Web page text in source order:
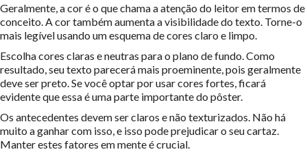
Geralmente, a cor é o que chama a atenção do leitor em termos de
conceito. A cor também aumenta a visibilidade do texto. Torne-o
mais legível usando um esquema de cores claro e limpo.
Escolha cores claras e neutras para o plano de fundo. Como
resultado, seu texto parecerá mais proeminente, pois geralmente
deve ser preto. Se você optar por usar cores fortes, ficará
evidente que essa é uma parte importante do pôster.
Os antecedentes devem ser claros e não texturizados. Não há
muito a ganhar com isso, e isso pode prejudicar o seu cartaz.
Manter estes fatores em mente é crucial.